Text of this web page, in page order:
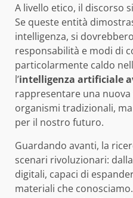
A livello etico, il discorso
Se queste entità
intelligenza, si
responsabilità e modi di
particolarmente caldo
l’intelligenza artificiale
rappresentare una
organismi tradizionali,
per il nostro futuro.
Guardando avanti, la
scenari rivoluzionari: dalla
digitali, capaci di
materiali che conosciamo.